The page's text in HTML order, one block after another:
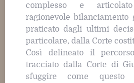
complesso e
ragionevole bilanciamento
praticato dagli ultimi
particolare, dalla Corte
Così delineato il
tracciato dalla Corte di
sfuggire come